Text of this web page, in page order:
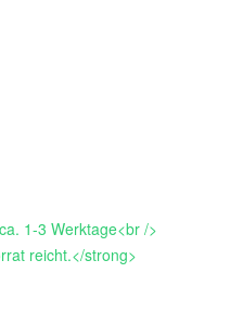
1-3 Werktage<br />
reicht.</strong>